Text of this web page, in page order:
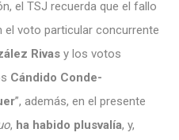
el TSJ recuerda que el fallo
el voto particular concurrente
Rivas y los votos
Cándido Conde-
”, además, en el presente
, ha habido plusvalía, y,